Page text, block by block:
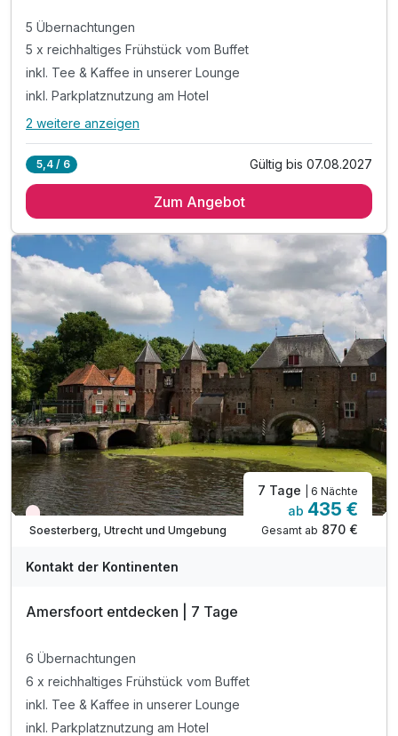
Ausstattung
Für 3 Tage p.P. ab230,00 €
5 Übernachtungen
5 x reichhaltiges Frühstück vom Buffet
inkl. Tee & Kaffee in unserer Lounge
inkl. Parkplatznutzung am Hotel
Alle Inklusivleistungen
5 x reichhaltiges Frühstück vom Buffet
inkl. Parkplatznutzung am Hotel
inkl. W-LAN im Hotel
Coffee to go
2 weitere anzeigen
5,4 / 6 Gültig bis 07.08.2027
Zum Angebot
Nur noch Restplätze
Soesterberg, Utrecht und Umgebung
7 Tage | 6 Nächte
ab 435 €
Gesamt ab 870 €
Kontakt der Kontinenten
Amersfoort entdecken | 7 Tage
6 Übernachtungen
6 x reichhaltiges Frühstück vom Buffet
inkl. Tee & Kaffee in unserer Lounge
inkl. Parkplatznutzung am Hotel